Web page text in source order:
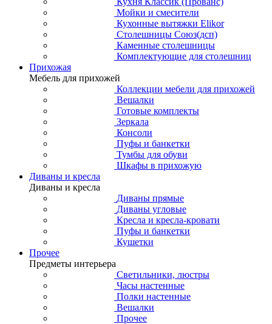
Мойки и смесители
Кухонные вытяжки Elikor
Столешницы Союз(дсп)
Каменные столешницы
Комплектующие для столешниц
Прихожая
Мебель для прихожей
Коллекции мебели для прихожей
Вешалки
Готовые комплекты
Зеркала
Консоли
Пуфы и банкетки
Тумбы для обуви
Шкафы в прихожую
Диваны и кресла
Диваны и кресла
Диваны прямые
Диваны угловые
Кресла и кресла-кровати
Пуфы и банкетки
Кушетки
Прочее
Предметы интерьера
Светильники, люстры
Часы настенные
Полки настенные
Вешалки
Прочее